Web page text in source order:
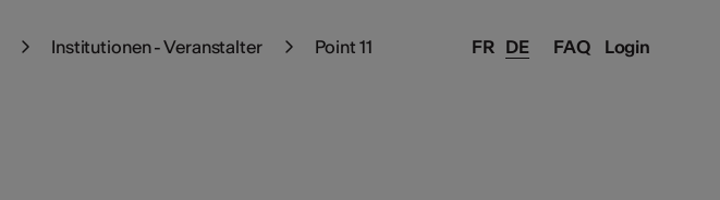
FAQ Login
FR DE
Institutionen - Veranstalter Point 11